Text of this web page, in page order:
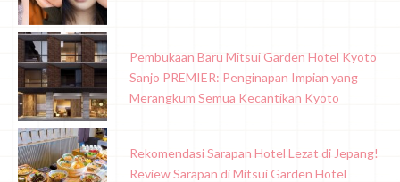
Pembukaan Baru Mitsui Garden Hotel Kyoto
Sanjo PREMIER: Penginapan Impian yang
Merangkum Semua Kecantikan Kyoto
Rekomendasi Sarapan Hotel Lezat di Jepang!
Review Sarapan di Mitsui Garden Hotel